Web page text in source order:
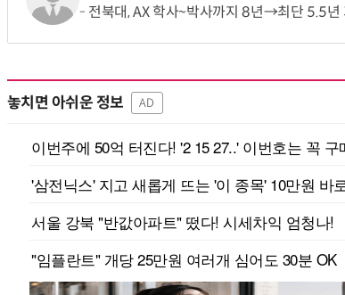
전북대, AX 학사~박사까지 8년→최단 5.5
놓치면 아쉬운 정보 AD